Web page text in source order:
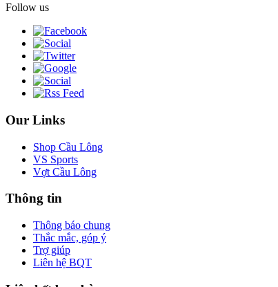
Follow us
Our Links
Shop Cầu Lông
VS Sports
Vợt Cầu Lông
Thông tin
Thông báo chung
Thắc mắc, góp ý
Trợ giúp
Liên hệ BQT